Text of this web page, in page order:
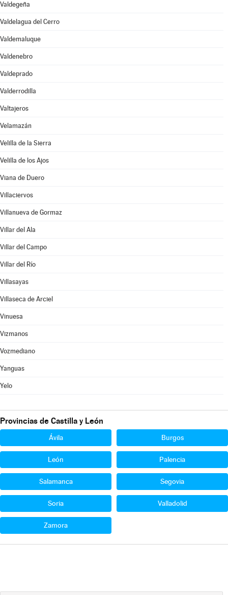
Valdegeña
Valdelagua del Cerro
Valdemaluque
Valdenebro
Valdeprado
Valderrodilla
Valtajeros
Velamazán
Velilla de la Sierra
Velilla de los Ajos
Viana de Duero
Villaciervos
Villanueva de Gormaz
Villar del Ala
Villar del Campo
Villar del Río
Villasayas
Villaseca de Arciel
Vinuesa
Vizmanos
Vozmediano
Yanguas
Yelo
Provincias de Castilla y León
Ávila Burgos
León Palencia
Salamanca Segovia
Soria Valladolid
Zamora